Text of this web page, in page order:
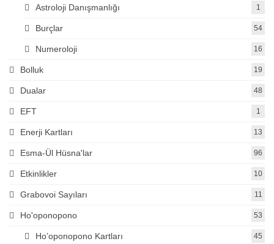
Astroloji Danışmanlığı 1
Burçlar 54
Numeroloji 16
Bolluk 19
Dualar 48
EFT 1
Enerji Kartları 13
Esma-Ül Hüsna'lar 96
Etkinlikler 10
Grabovoi Sayıları 11
Ho'oponopono 53
Ho’oponopono Kartları 45